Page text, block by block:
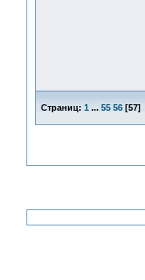
Страниц: 1 ... 55 56[57]